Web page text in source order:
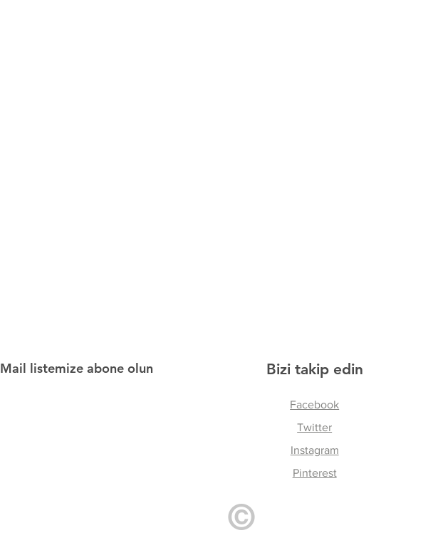
Mail listemize abone olun Bizi takip edin
Facebook
Twitter
Instagram
Pinterest
©